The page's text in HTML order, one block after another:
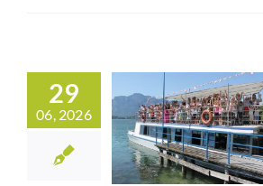
29
06, 2026
von
Initiative
voller